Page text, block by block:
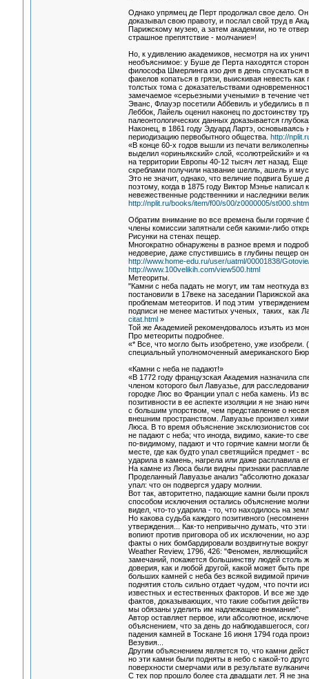
Однако упрямец де Перт продолжал свое дело. Он
доказывал свою правоту, и послал свой труд в
Парижскому музею, а затем академии, но те
страшное препятствие - молчание»!
Но, к удивлению академиков, несмотря на их
необъяснимое: у Буше де Перта находятся
философа Шмерлинга изо дня в день спускаться
факелов копаться в грязи, выискивая невесть
толстых тома с доказательствами
замечаемое «серьезными учеными» в течение
Эванс, Флауэр посетили Аббевиль и убедились
Леббок, Лайель оценил наконец по достоинству
палеонтологических данных доказывается
Наконец, в 1861 году Эдуард Лартэ,
периодизацию первобытного общества. http://
«В конце 60-х годов вышли из печати
выделил «ориньякский» слой, «солютрейский» и
на территории Европы 40-12 тысяч лет назад.
скреблами получили название шелль, ашель и
Это не значит, однако, что величие подвига
поэтому, когда в 1875 году Виктор Мэнье написал
невежественные родственники и наследники
http://nplit.ru/books/item/f00/s00/z0000005/
Обратим внимание во все времена были горячие
члены комиссии запятнали себя какими-либо
Рисунки на стенах пещер.
Многократно обнаружены в разное время и
недоверие, даже спустившись в глубины пещер
http://www.home-edu.ru/user/uatml/00001838/
http://www.100velikih.com/view500.html
Метеориты.
"Камни с неба падать не могут, им там неоткуда
постановили в 17веке на заседании Парижской
проблемам метеоритов. И под этим
подписи не менее маститых ученых, таких, как
citat.html »
Той же Академией рекомендовалось изъять из
Про метеориты подробнее.
«* Все, что могло быть изобретено, уже изобрели.
специальный уполномоченный американского
«Камни с неба не падают!»
«В 1772 году французская Академия назначила
членом которого был Лавуазье, для
городке Люс во Франции упал с неба камень. Из
позитивности в ее аспекте изоляции я не знаю
с большим упорством, чем представление о
внешним пространством. Лавуазье произвел
Люса. В то время объяснение эксклюзионистов
не падают с неба; что иногда, видимо, какие-то
по-видимому, падают и что горячие камни могли
месте, где как будто упал светящийся предмет -
ударила в камень, нагрела или даже расплавила
На камне из Люса были видны признаки
Проделанный Лавуазье анализ "абсолютно
упал: что он подвергся удару молнии.
Вот так, авторитетно, падающие камни были
способом исключения остались объяснение
видел, что-то ударила - то, что находилось на
Но какова судьба каждого позитивного
утверждения... Как-то непривычно думать, что
вопиют против приговора об их исключении, но
факты о них бомбардировали воздвигнутые
Weather Review, 1796, 426: "Феномен,
замечаний, покажется большинству людей столь
доверия, как и любой другой, какой может быть
больших камней с неба без всякой видимой
поднятия столь сильно отдает чудом, что почти
известных и естественных факторов. И все же
фактов, доказывающих, что такие события
мы обязаны уделить им надлежащее внимание".
Автор оставляет первое, или абсолютное,
объяснением, что за день до наблюдавшегося,
падения камней в Тоскане 16 июня 1794 года
Везувия...
Другим объяснением является то, что камни
но эти камни были подняты в небо с какой-то
поверхности смерчами или в результате
С тех пор прошло более ста двадцати лет. Я не